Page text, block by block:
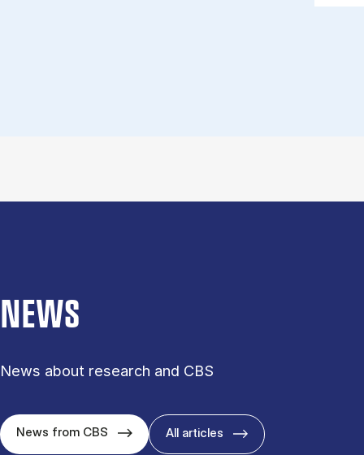
NEWS
News about research and CBS
News from CBS All articles